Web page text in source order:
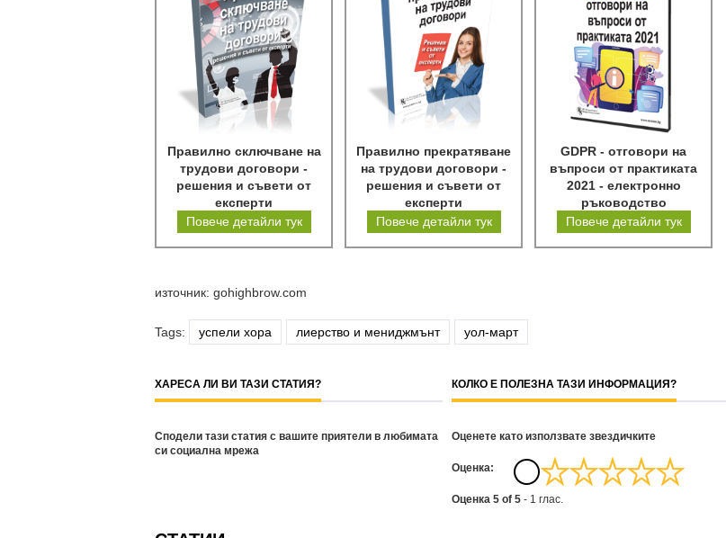
Правилно сключване на
трудови договори -
решения и съвети от
експерти
Повече детайли тук
Правилно прекратяване
на трудови договори -
решения и съвети от
експерти
Повече детайли тук
GDPR - отговори на
въпроси от практиката
2021 - електронно
ръководство
Повече детайли тук
източник: gohighbrow.com
Tags: успели хора лиерство и мениджмънт уол-март
ХАРЕСА ЛИ ВИ ТАЗИ СТАТИЯ?
Сподели тази статия с вашите приятели в любимата
си социална мрежа
КОЛКО Е ПОЛЕЗНА ТАЗИ ИНФОРМАЦИЯ?
Оценете като използвате звездичките
Oценка:
Оценка 5 of 5 - 1 глас.